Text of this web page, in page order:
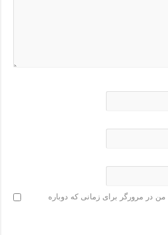
در مرورگر برای زمانی که دوباره